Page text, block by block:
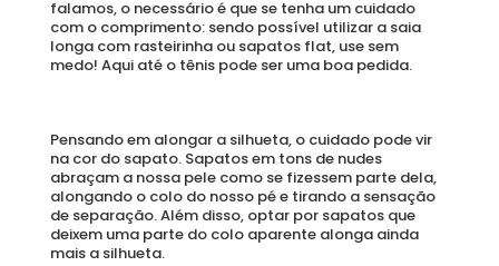
falamos, o necessário é que se tenha um cuidado
com o comprimento: sendo possível utilizar a saia
longa com rasteirinha ou sapatos flat, use sem
medo! Aqui até o tênis pode ser uma boa pedida.
Pensando em alongar a silhueta, o cuidado pode vir
na cor do sapato. Sapatos em tons de nudes
abraçam a nossa pele como se fizessem parte dela,
alongando o colo do nosso pé e tirando a sensação
de separação. Além disso, optar por sapatos que
deixem uma parte do colo aparente alonga ainda
mais a silhueta.